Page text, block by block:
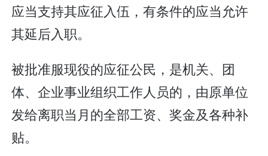
应当支持其应征入伍，有条件的应当允许
其延后入职。
被批准服现役的应征公民，是机关、团
体、企业事业组织工作人员的，由原单位
发给离职当月的全部工资、奖金及各种补
贴。